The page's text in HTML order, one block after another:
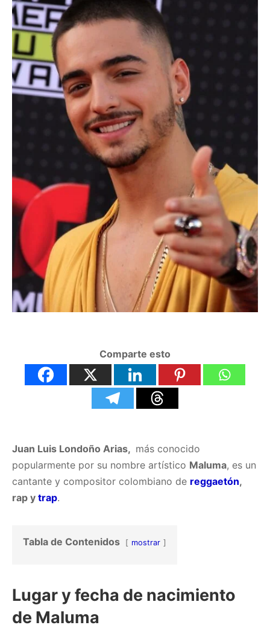
Comparte esto
Juan Luis Londoño Arias, más conocido
popularmente por su nombre artístico Maluma, es un
cantante y compositor colombiano de reggaetón,
rap y trap.
Tabla de Contenidos mostrar
Lugar y fecha de nacimiento
de Maluma